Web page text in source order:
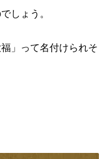
しょう。
」って名付けられそ